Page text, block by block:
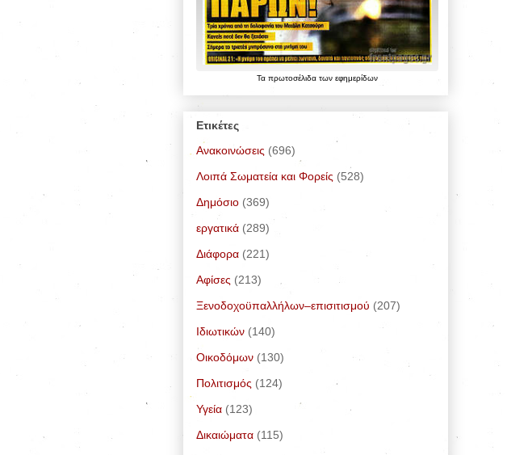
Τα πρωτοσέλιδα των εφημερίδων
Ετικέτες
Ανακοινώσεις (696)
Λοιπά Σωματεία και Φορείς (528)
Δημόσιο (369)
εργατικά (289)
Διάφορα (221)
Αφίσες (213)
Ξενοδοχοϋπαλλήλων–επισιτισμού (207)
Ιδιωτικών (140)
Οικοδόμων (130)
Πολιτισμός (124)
Υγεία (123)
Δικαιώματα (115)